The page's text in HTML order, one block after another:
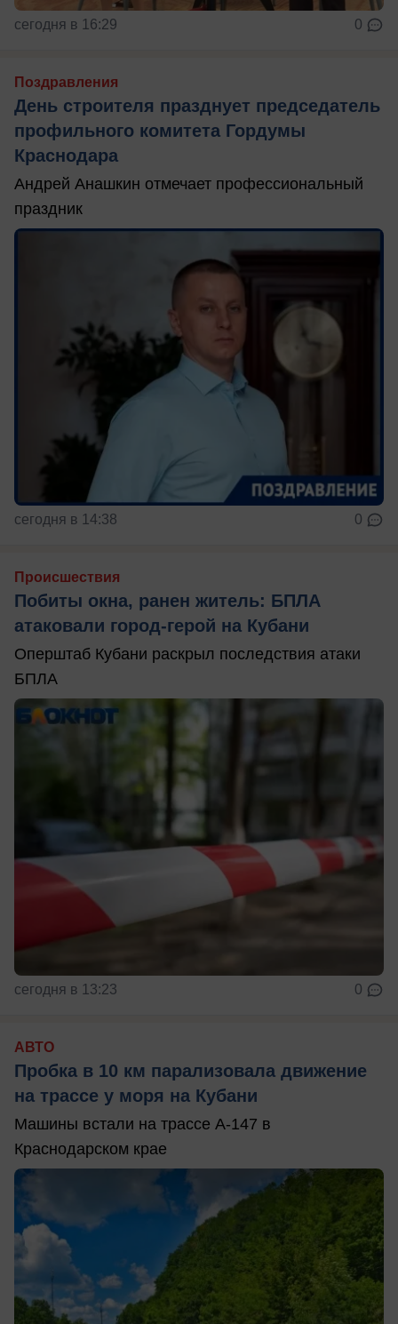
сегодня в 16:29 0
Поздравления
День строителя празднует председатель
профильного комитета Гордумы
Краснодара
Андрей Анашкин отмечает профессиональный
праздник
сегодня в 14:38 0
Происшествия
Побиты окна, ранен житель: БПЛА
атаковали город-герой на Кубани
Оперштаб Кубани раскрыл последствия атаки
БПЛА
сегодня в 13:23 0
АВТО
Пробка в 10 км парализовала движение
на трассе у моря на Кубани
Машины встали на трассе А-147 в
Краснодарском крае